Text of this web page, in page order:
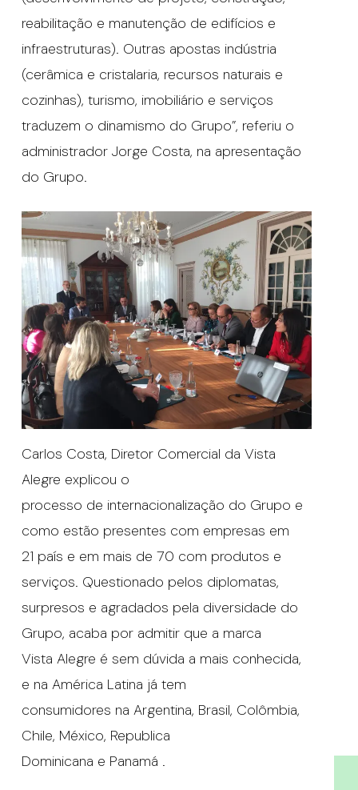
reabilitação e manutenção de edifícios e
infraestruturas). Outras apostas indústria
(cerâmica e cristalaria, recursos naturais e
cozinhas), turismo, imobiliário e serviços
traduzem o dinamismo do Grupo”, referiu o
administrador Jorge Costa, na apresentação
do Grupo.
Carlos Costa, Diretor Comercial da Vista
Alegre explicou o
processo de internacionalização do Grupo e
como estão presentes com empresas em
21 país e em mais de 70 com produtos e
serviços. Questionado pelos diplomatas,
surpresos e agradados pela diversidade do
Grupo, acaba por admitir que a marca
Vista Alegre é sem dúvida a mais conhecida,
e na América Latina já tem
consumidores na Argentina, Brasil, Colômbia,
Chile, México, Republica
Dominicana e Panamá .